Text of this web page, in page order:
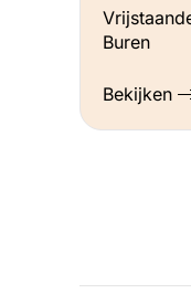
Buren
Bekijken